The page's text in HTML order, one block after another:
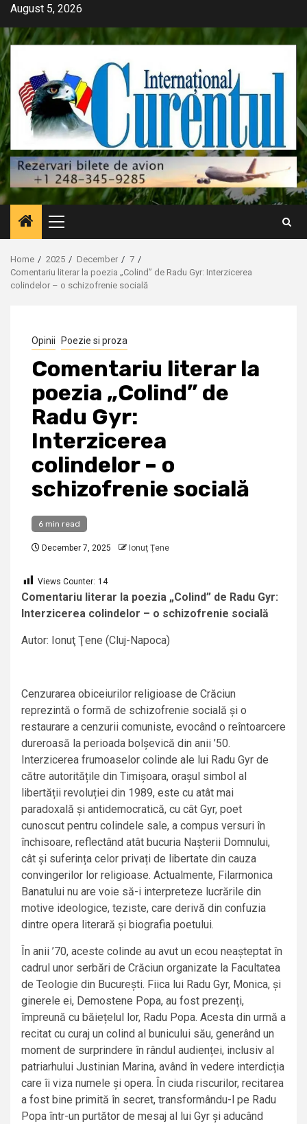
Skip
content
August 5, 2026
Primary
Menu
Home 2025 December
7
Comentariu literar la poezia „Colind” de Radu Gyr: Interzicerea
colindelor – o schizofrenie socială
Opinii Poezie si proza
Comentariu literar la
poezia „Colind” de
Radu Gyr:
Interzicerea
colindelor – o
schizofrenie socială
6 min read
December 7, 2025 Ionuţ Ţene
Views Counter: 14
Comentariu literar la poezia „Colind” de Radu Gyr:
Interzicerea colindelor – o schizofrenie socială
Autor: Ionuţ Ţene (Cluj-Napoca)
Cenzurarea obiceiurilor religioase de Crăciun
reprezintă o formă de schizofrenie socială și o
restaurare a cenzurii comuniste, evocând o reîntoarcere
dureroasă la perioada bolșevică din anii ’50.
Interzicerea frumoaselor colinde ale lui Radu Gyr de
către autoritățile din Timișoara, orașul simbol al
libertății revoluției din 1989, este cu atât mai
paradoxală și antidemocratică, cu cât Gyr, poet
cunoscut pentru colindele sale, a compus versuri în
închisoare, reflectând atât bucuria Nașterii Domnului,
cât și suferința celor privați de libertate din cauza
convingerilor lor religioase. Actualmente, Filarmonica
Banatului nu are voie să-i interpreteze lucrările din
motive ideologice, teziste, care derivă din confuzia
dintre opera literară și biografia poetului.
În anii ’70, aceste colinde au avut un ecou neașteptat în
cadrul unor serbări de Crăciun organizate la Facultatea
de Teologie din București. Fiica lui Radu Gyr, Monica, și
ginerele ei, Demostene Popa, au fost prezenți,
împreună cu băiețelul lor, Radu Popa. Acesta din urmă a
recitat cu curaj un colind al bunicului său, generând un
moment de surprindere în rândul audienței, inclusiv al
patriarhului Justinian Marina, având în vedere interdicția
care îi viza numele și opera. În ciuda riscurilor, recitarea
a fost bine primită în secret, transformându-l pe Radu
Popa într-un purtător de mesaj al lui Gyr și aducând